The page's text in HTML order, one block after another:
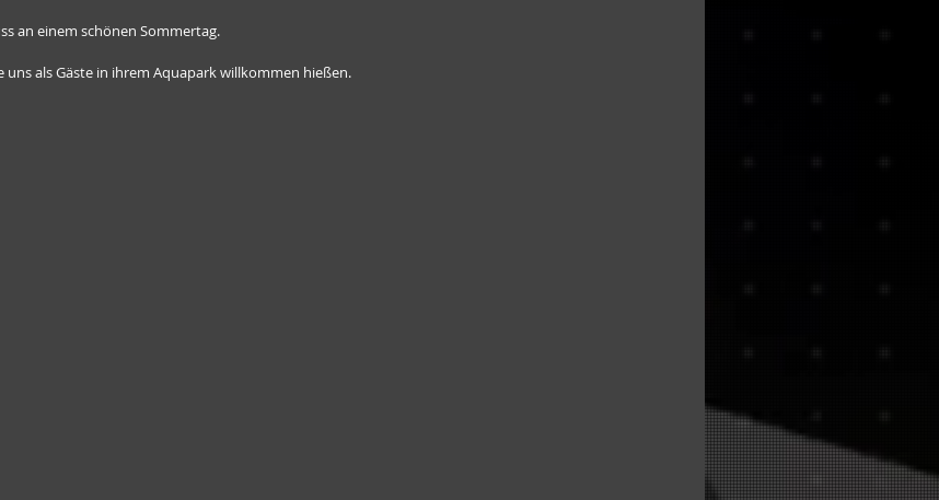
an einem schönen Sommertag.
uns als Gäste in ihrem Aquapark willkommen hießen.